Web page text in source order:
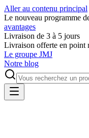
Aller au contenu principal
Le nouveau programme
avantages
Livraison de 3 à 5 jours
Livraison offerte en point
Le groupe JMJ
Notre blog